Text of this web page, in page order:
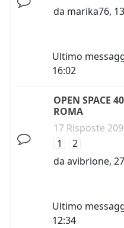
da marika76,
Ultimo
16:02
OPEN SPACE
ROMA
17 Risposte
1
2
da avibrione,
Ultimo
12:34